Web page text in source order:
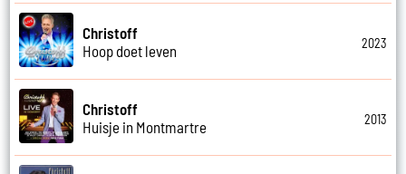
Christoff
Hoop doet leven
2023
Christoff
Huisje in Montmartre
2013